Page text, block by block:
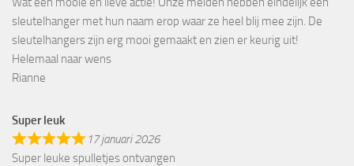
sleutelhanger met hun naam erop waar ze heel blij mee zijn. De
sleutelhangers zijn erg mooi gemaakt en zien er keurig uit!
Helemaal naar wens
Rianne
Super leuk
17 januari 2026
Super leuke spulletjes ontvangen